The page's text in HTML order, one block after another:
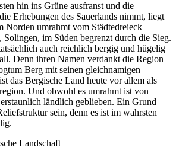
hin ins Grüne ausfranst und die
Erhebungen des Sauerlands nimmt, liegt
Norden umrahmt vom Städtedreieck
Solingen, im Süden begrenzt durch die Sieg.
auch reichlich bergig und hügelig
Denn ihren Namen verdankt die Region
Berg mit seinen gleichnamigen
das Bergische Land heute vor allem als
Und obwohl es umrahmt ist von
ländlich geblieben. Ein Grund
sein, denn es ist im wahrsten